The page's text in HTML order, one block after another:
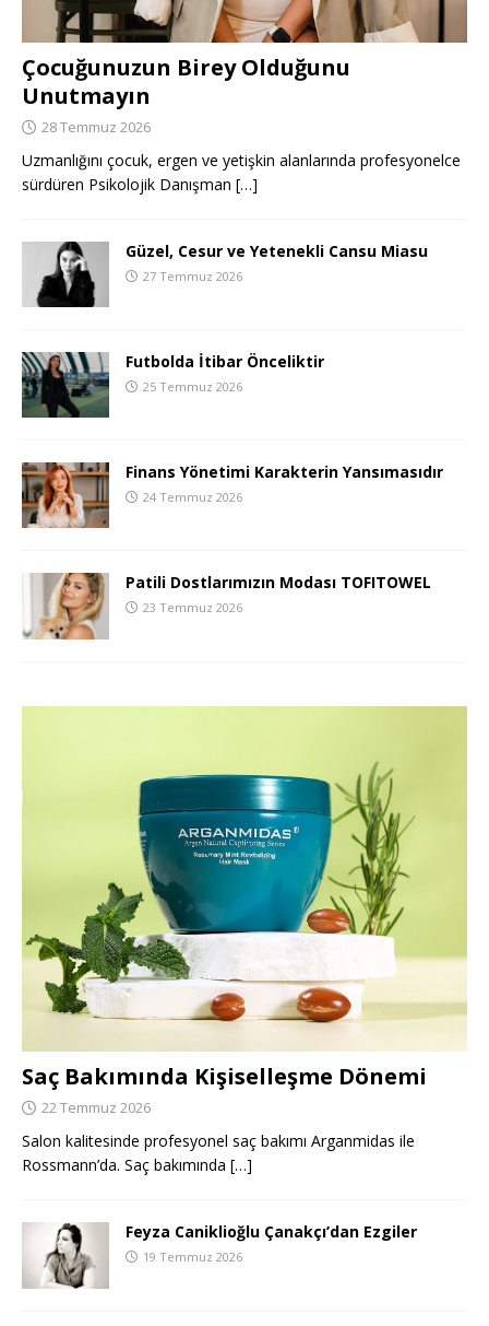
Çocuğunuzun Birey Olduğunu
Unutmayın
28 Temmuz 2026
Uzmanlığını çocuk, ergen ve yetişkin alanlarında profesyonelce
sürdüren Psikolojik Danışman […]
Güzel, Cesur ve Yetenekli Cansu Miasu
27 Temmuz 2026
Futbolda İtibar Önceliktir
25 Temmuz 2026
Finans Yönetimi Karakterin Yansımasıdır
24 Temmuz 2026
Patili Dostlarımızın Modası TOFITOWEL
23 Temmuz 2026
Saç Bakımında Kişiselleşme Dönemi
22 Temmuz 2026
Salon kalitesinde profesyonel saç bakımı Arganmidas ile
Rossmann’da. Saç bakımında […]
Feyza Caniklioğlu Çanakçı’dan Ezgiler
19 Temmuz 2026